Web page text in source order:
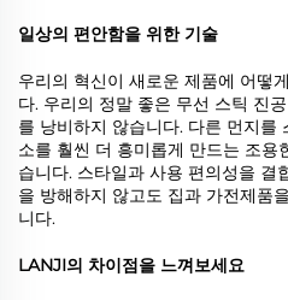
일상의 편안함을 위한 기술
우리의 혁신이 새로운 제품에 어떻
다. 우리의 정말 좋은 무선 스틱 진
를 낭비하지 않습니다. 다른 먼지를
소를 훨씬 더 흥미롭게 만드는 조용
습니다. 스타일과 사용 편의성을 결
을 방해하지 않고도 집과 가전제품
니다.
LANJI의 차이점을 느껴보세요